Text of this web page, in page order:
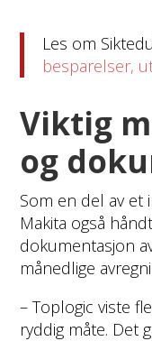
Les om
besparelser,
Viktig
og
Som en del av et
Makita også
dokumentasjon
månedlige
– Toplogic viste
ryddig måte. Det